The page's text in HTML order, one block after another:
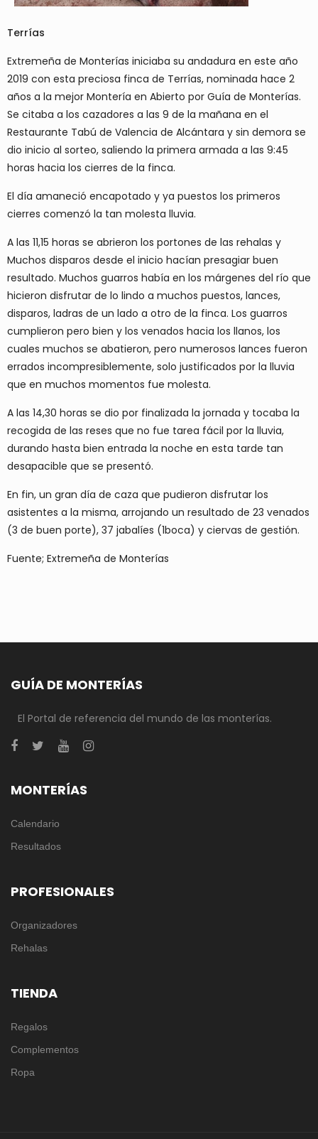
Terrías
Extremeña de Monterías iniciaba su andadura en este año
2019 con esta preciosa finca de Terrías, nominada hace 2
años a la mejor Montería en Abierto por Guía de Monterías.
Se citaba a los cazadores a las 9 de la mañana en el
Restaurante Tabú de Valencia de Alcántara y sin demora se
dio inicio al sorteo, saliendo la primera armada a las 9:45
horas hacia los cierres de la finca.
El día amaneció encapotado y ya puestos los primeros
cierres comenzó la tan molesta lluvia.
A las 11,15 horas se abrieron los portones de las rehalas y
Muchos disparos desde el inicio hacían presagiar buen
resultado. Muchos guarros había en los márgenes del río que
hicieron disfrutar de lo lindo a muchos puestos, lances,
disparos, ladras de un lado a otro de la finca. Los guarros
cumplieron pero bien y los venados hacia los llanos, los
cuales muchos se abatieron, pero numerosos lances fueron
errados incompresiblemente, solo justificados por la lluvia
que en muchos momentos fue molesta.
A las 14,30 horas se dio por finalizada la jornada y tocaba la
recogida de las reses que no fue tarea fácil por la lluvia,
durando hasta bien entrada la noche en esta tarde tan
desapacible que se presentó.
En fin, un gran día de caza que pudieron disfrutar los
asistentes a la misma, arrojando un resultado de 23 venados
(3 de buen porte), 37 jabalíes (1boca) y ciervas de gestión.
Fuente; Extremeña de Monterías
GUÍA DE MONTERÍAS
El Portal de referencia del mundo de las monterías.
MONTERÍAS
Calendario
Resultados
PROFESIONALES
Organizadores
Rehalas
TIENDA
Regalos
Complementos
Ropa